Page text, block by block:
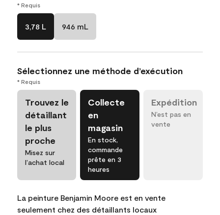
* Requis
3,78 L 946 mL
Sélectionnez une méthode d’exécution
* Requis
Trouvez le
détaillant
le plus
proche
Misez sur
l’achat local
Collecte
en
magasin
En stock,
commande
prête en 3
heures
Expédition
N’est pas en
vente
La peinture Benjamin Moore est en vente
seulement chez des détaillants locaux